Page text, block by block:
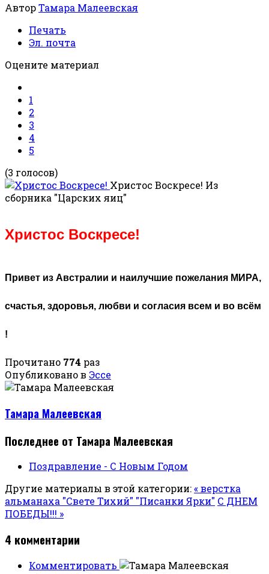
АвторТамара Малеевская
Печать
Эл. почта
Оцените материал
1
2
3
4
5
(3 голосов)
Христос Воскресе! Из
сборника "Царских яиц"
Христос Воскресе!
Привет из Австралии и наилучшие пожелания МИРА,
счастья, здоровья, любви и согласия всем и во всём
!
Прочитано 774 раз
Опубликовано в Эссе
Тамара Малеевская
Последнее от Тамара Малеевская
Поздравление - С Новым Годом
Другие материалы в этой категории:« верстка
альманаха "Свете Тихий" "Писанки Ярки" С ДНЕМ
ПОБЕДЫ!!! »
4 комментарии
Комментировать